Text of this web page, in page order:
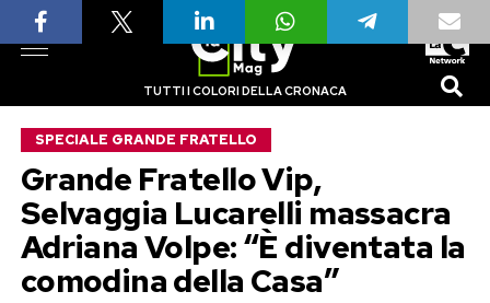
TUTTI I COLORI DELLA CRONACA
SPECIALE GRANDE FRATELLO
Grande Fratello Vip,
Selvaggia Lucarelli massacra
Adriana Volpe: “È diventata la
comodina della Casa”